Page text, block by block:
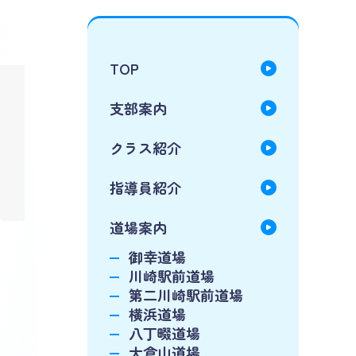
TOP
支部案内
クラス紹介
指導員紹介
道場案内
御幸道場
川崎駅前道場
第二川崎駅前道場
横浜道場
八丁畷道場